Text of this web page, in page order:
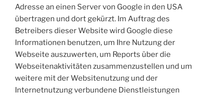
Adresse an einen Server von Google in den USA
übertragen und dort gekürzt. Im Auftrag des
Betreibers dieser Website wird Google diese
Informationen benutzen, um Ihre Nutzung der
Webseite auszuwerten, um Reports über die
Webseitenaktivitäten zusammenzustellen und um
weitere mit der Websitenutzung und der
Internetnutzung verbundene Dienstleistungen